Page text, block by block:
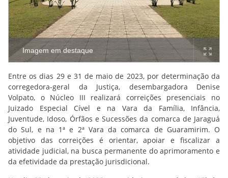
Imagem em destaque
Entre os dias 29 e 31 de maio de 2023, por determinação da
corregedora-geral da Justiça, desembargadora Denise
Volpato, o Núcleo III realizará correições presenciais no
Juizado Especial Cível e na Vara da Família, Infância,
Juventude, Idoso, Órfãos e Sucessões da comarca de Jaraguá
do Sul, e na 1ª e 2ª Vara da comarca de Guaramirim. O
objetivo das correições é orientar, apoiar e fiscalizar a
atividade judicial, na busca permanente do aprimoramento e
da efetividade da prestação jurisdicional.